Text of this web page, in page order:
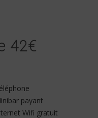
42€
payant
Wifi gratuit